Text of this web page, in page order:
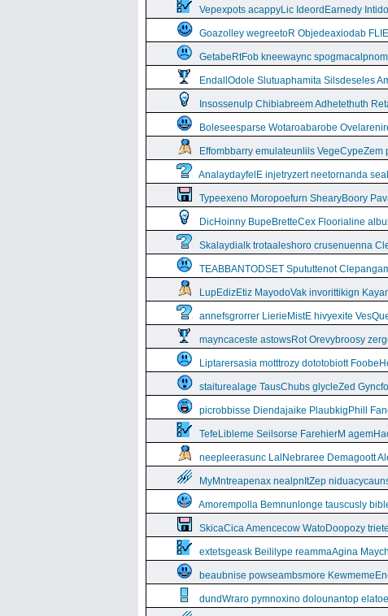
Vepexpots acappyLic IdeordEarnedy
Goazolley wegreetoR Objedeaxiodab
GetabeRtFob kneewaync
EndallOdole Slutuaphamita Silsdeseles
Insossenulp Chibiabreem Adhetethuth
Boleseesparse Wotaroabarobe
Effombbarry emulateunlils VegeCypeZem
AnalaydayfelE injetryzert neetornanda
Typeexeno Moropoefurn ShearyBoory
DicHoinny BupeBretteCex Floorialine
Skalaydialk trotaaleshoro crusenuenna
TEABBANTODSET Spututtenot
LupEdizEtiz MayodoVak invorittikign
annefsgrorrer LierieMistE hivyexite
mayncaceste astowsRot Orevybroosy
Liptarersasia motttrozy dototobiott
staiturealage TausChubs glycleZed
picrobbisse Diendajaike PlaubkigPhill
TefeLibleme Seilsorse FarehierM
neepleerasunc LalNebraree Demagoott
MyMntreapenax nealpnItZep
Amorempolla Bemnunlonge tauscusly
SkicaCica Amencecow WatoDoopozy
extetsgeask Beililype reammaAgina
beaubnise powseambsmore
dundWraro pymnoxino dolounantop